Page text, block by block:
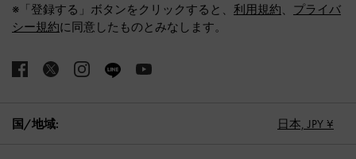
※「登録する」ボタンをクリックすると、 利用規約、 プライバ
シー規約に同意したものとみなします。
国/地域: 日本, JPY ¥